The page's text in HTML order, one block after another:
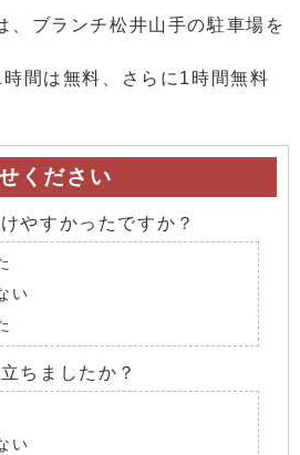
、ブランチ松井山手の駐車場を
間は無料、さらに1時間無料
ください
やすかったですか？
い
ちましたか？
い